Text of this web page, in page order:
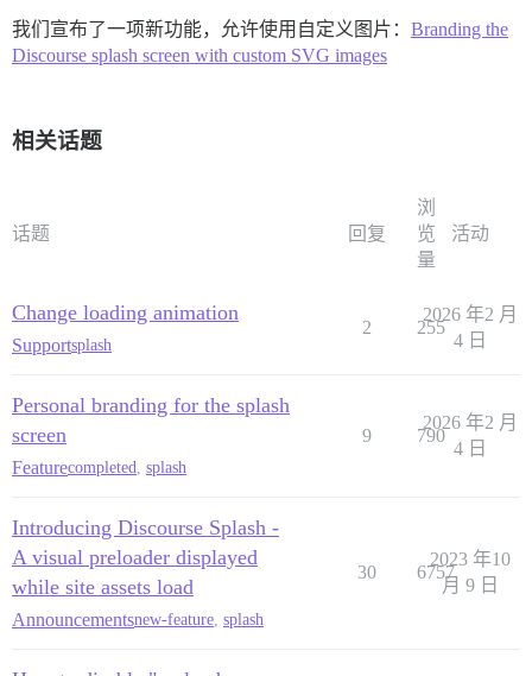
我们宣布了一项新功能，允许使用自定义图片： Branding the
Discourse splash screen with custom SVG images
相关话题
话题 回复
浏
览
量
活动
Change loading animation
Supportsplash
2 255
2026 年2 月
4 日
Personal branding for the splash
screen
Featurecompleted, splash
9 790
2026 年2 月
4 日
Introducing Discourse Splash -
A visual preloader displayed
while site assets load
Announcementsnew-feature, splash
30 6757
2023 年10
月 9 日